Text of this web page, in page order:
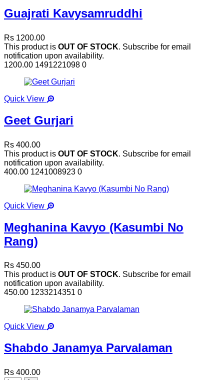
Guajrati Kavysamruddhi
Rs 1200.00
This product is OUT OF STOCK. Subscribe for email
notification upon availability.
1200.00 1491221098 0
Quick View
Geet Gurjari
Rs 400.00
This product is OUT OF STOCK. Subscribe for email
notification upon availability.
400.00 1241008923 0
Quick View
Meghanina Kavyo (Kasumbi No
Rang)
Rs 450.00
This product is OUT OF STOCK. Subscribe for email
notification upon availability.
450.00 1233214351 0
Quick View
Shabdo Janamya Parvalaman
Rs 400.00